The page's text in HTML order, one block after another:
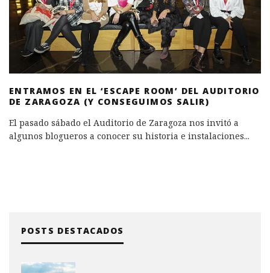
ENTRAMOS EN EL ‘ESCAPE ROOM’ DEL AUDITORIO
DE ZARAGOZA (Y CONSEGUIMOS SALIR)
El pasado sábado el Auditorio de Zaragoza nos invitó a
algunos blogueros a conocer su historia e instalaciones...
POSTS DESTACADOS